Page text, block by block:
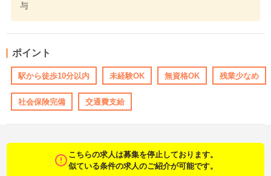
与
ポイント
駅から徒歩10分以内 未経験OK 無資格OK 残業少なめ
社会保険完備 交通費支給
こちらの求人は募集を停止しております。
似ている条件の求人のご紹介が可能です。